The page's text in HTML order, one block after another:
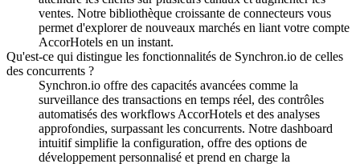
ventes. Notre bibliothèque croissante de connecteurs vous
permet d'explorer de nouveaux marchés en liant votre compte
AccorHotels en un instant.
Qu'est-ce qui distingue les fonctionnalités de Synchron.io de celles
des concurrents ?
Synchron.io offre des capacités avancées comme la
surveillance des transactions en temps réel, des contrôles
automatisés des workflows AccorHotels et des analyses
approfondies, surpassant les concurrents. Notre dashboard
intuitif simplifie la configuration, offre des options de
développement personnalisé et prend en charge la